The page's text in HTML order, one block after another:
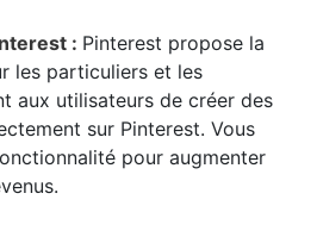
: Pinterest propose la
les particuliers et les
aux utilisateurs de créer des
sur Pinterest. Vous
pour augmenter